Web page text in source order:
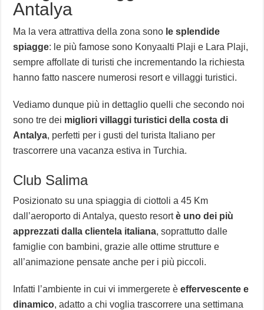
Antalya
Ma la vera attrattiva della zona sono le splendide
spiagge: le più famose sono Konyaalti Plaji e Lara Plaji,
sempre affollate di turisti che incrementando la richiesta
hanno fatto nascere numerosi resort e villaggi turistici.
Vediamo dunque più in dettaglio quelli che secondo noi
sono tre dei migliori villaggi turistici della costa di
Antalya, perfetti per i gusti del turista Italiano per
trascorrere una vacanza estiva in Turchia.
Club Salima
Posizionato su una spiaggia di ciottoli a 45 Km
dall’aeroporto di Antalya, questo resortè uno dei più
apprezzati dalla clientela italiana, soprattutto dalle
famiglie con bambini, grazie alle ottime strutture e
all’animazione pensate anche per i più piccoli.
Infatti l’ambiente in cui vi immergerete èeffervescente e
dinamico, adatto a chi voglia trascorrere una settimana